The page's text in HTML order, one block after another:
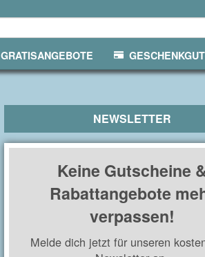
GRATISANGEBOTE
NEWSLETTER
Keine Gutscheine
Rabattangebote
verpassen!
Melde dich jetzt für unseren